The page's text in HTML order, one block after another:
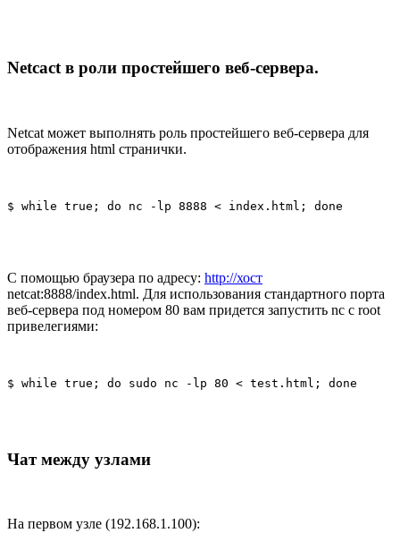
Netcact в роли простейшего веб-сервера.
Netcat может выполнять роль простейшего веб-сервера для
отображения html странички.
$ while true; do nc -lp 8888 < index.html; done
C помощью браузера по адресу: http://хост
netcat:8888/index.html. Для использования стандартного порта
веб-сервера под номером 80 вам придется запустить nc c root
привелегиями:
$ while true; do sudo nc -lp 80 < test.html; done
Чат между узлами
На первом узле (192.168.1.100):